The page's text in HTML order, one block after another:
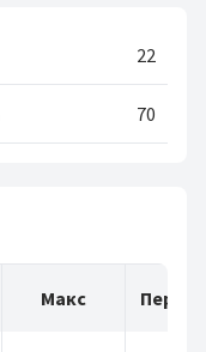
22
70
Макс